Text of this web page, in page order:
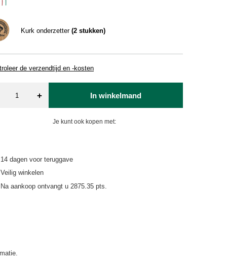
Kurk onderzetter(2 stukken)
de verzendtijd en -kosten
+ In winkelmand
Je kunt ook kopen met:
14 dagen voor teruggave
Veilig winkelen
Na aankoop ontvangt u 2875.35 pts.